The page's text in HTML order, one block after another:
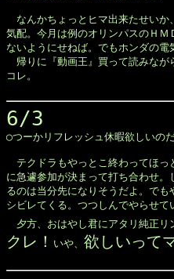
なんかちょっとヒマ出来たせいか
気配。今月は例のオリンパスのＨ
ないようにせねば。でもホンダの電
帰りに『動画王』買って読みなが
コレ。
6/3
◯つーかリフレッシュ休暇欲しいのだ
テクドラもやっとこ終わってほっ
に急遽参加が決まって打ち合わせ
るのは当分先になりそうだよ。で
シビレてくる。つつしんでやらせて
夕方、おはやし君にアタリ純正リ
クレ！ いや、 欲しいって